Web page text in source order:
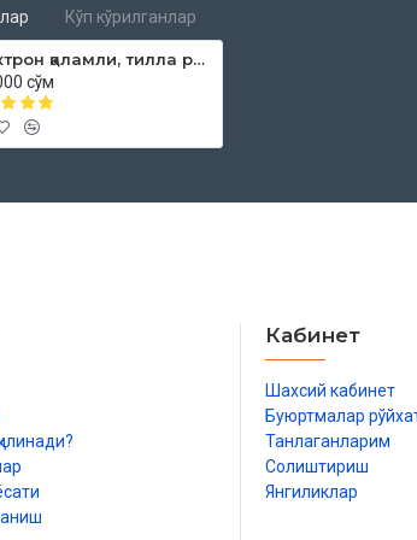
Кўп кўрилганлар
Электрон қаламли, тилла ранг, Қуръони Карим (тажвидли)
сўм
Кабинет
Шахсий кабинет
Буюртмалар
Танлаганларим
Солиштириш
Янгиликлар